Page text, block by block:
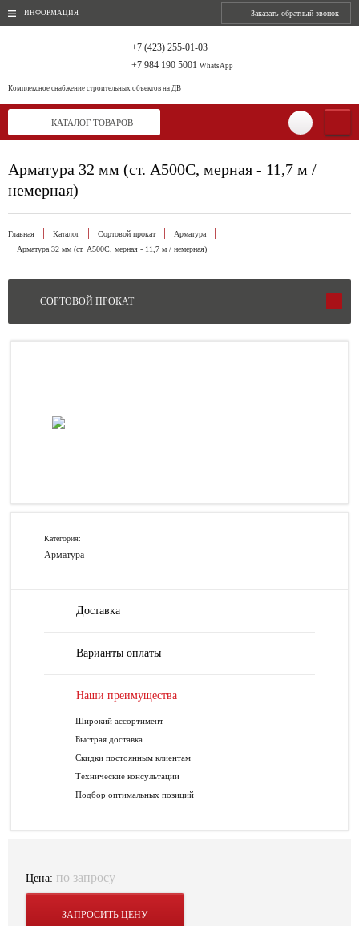
ИНФОРМАЦИЯ Заказать обратный звонок
Комплексное снабжение строительных объектов на ДВ
+7 (423) 255-01-03
+7 984 190 5001 WhatsApp
КАТАЛОГ ТОВАРОВ
Арматура 32 мм (ст. А500С, мерная - 11,7 м /
немерная)
Главная Каталог Сортовой прокат
Арматура
Арматура 32 мм (ст. А500С, мерная - 11,7 м / немерная)
СОРТОВОЙ ПРОКАТ
Категория:
Арматура
Доставка
Варианты оплаты
Наши преимущества
Широкий ассортимент
Быстрая доставка
Скидки постоянным клиентам
Технические консультации
Подбор оптимальных позиций
Цена: по запросу
ЗАПРОСИТЬ ЦЕНУ